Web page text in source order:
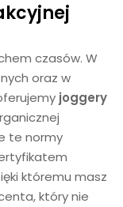
czasów. W
oraz w
joggery
te normy
któremu masz
który nie